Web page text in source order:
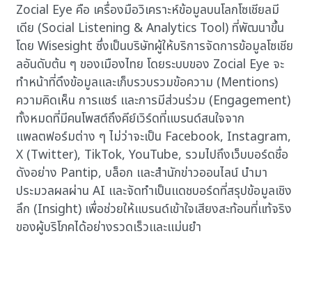
Zocial Eye คือ เครื่องมือวิเคราะห์ข้อมูลบนโลกโซเชียลมี
เดีย (Social Listening & Analytics Tool) ที่พัฒนาขึ้น
โดย Wisesight ซึ่งเป็นบริษัทผู้ให้บริการจัดการข้อมูลโซเชีย
ลอันดับต้น ๆ ของเมืองไทย โดยระบบของ Zocial Eye จะ
ทำหน้าที่ดึงข้อมูลและเก็บรวบรวมข้อความ (Mentions)
ความคิดเห็น การแชร์ และการมีส่วนร่วม (Engagement)
ทั้งหมดที่มีคนโพสต์ถึงคีย์เวิร์ดที่แบรนด์สนใจจาก
แพลตฟอร์มต่าง ๆ ไม่ว่าจะเป็น Facebook, Instagram,
X (Twitter), TikTok, YouTube, รวมไปถึงเว็บบอร์ดชื่อ
ดังอย่าง Pantip, บล็อก และสำนักข่าวออนไลน์ นำมา
ประมวลผลผ่าน AI และจัดทำเป็นแดชบอร์ดที่สรุปข้อมูลเชิง
ลึก (Insight) เพื่อช่วยให้แบรนด์เข้าใจเสียงสะท้อนที่แท้จริง
ของผู้บริโภคได้อย่างรวดเร็วและแม่นยำ